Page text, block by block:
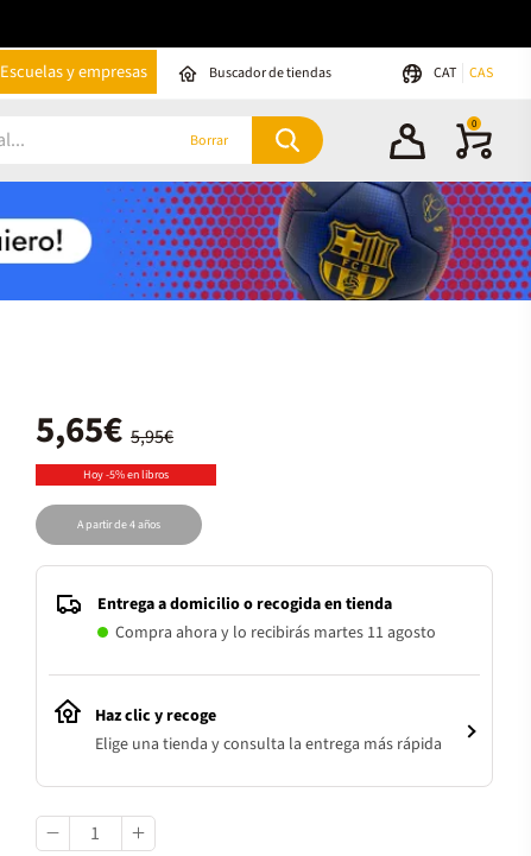
Escuelas y empresas Buscador de tiendas CAT CAS
Borrar
0
5,95€
5,65€
Hoy -5% en libros
A partir de 4 años
Entrega a domicilio o recogida en tienda
Compra ahora y lo recibirás martes 11 agosto
Haz clic y recoge
Elige una tienda y consulta la entrega más rápida